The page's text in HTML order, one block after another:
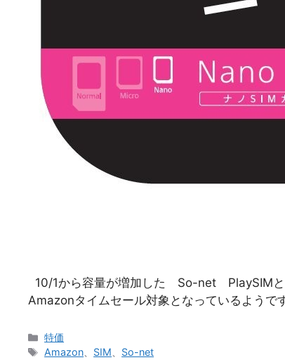
10/1から容量が増加した So-net PlaySIM
Amazonタイムセール対象となっているようで
カ
テ
特価
タ
Amazon SIM
So-net